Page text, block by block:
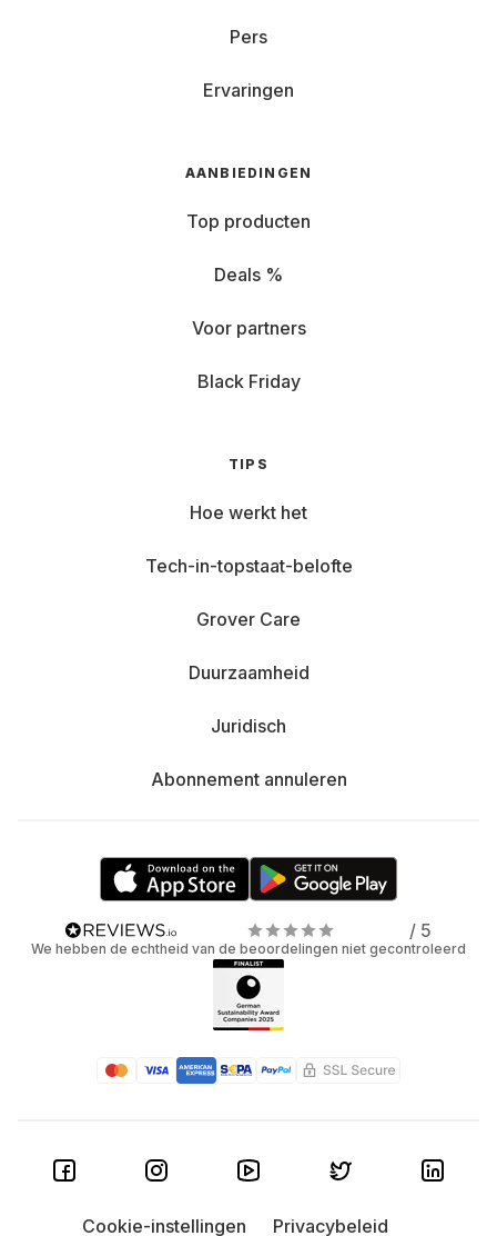
Pers
Ervaringen
AANBIEDINGEN
Top producten
Deals %
Voor partners
Black Friday
TIPS
Hoe werkt het
Tech-in-topstaat-belofte
Grover Care
Duurzaamheid
Juridisch
Abonnement annuleren
/ 5
We hebben de echtheid van de beoordelingen niet gecontroleerd
Cookie-instellingen Privacybeleid